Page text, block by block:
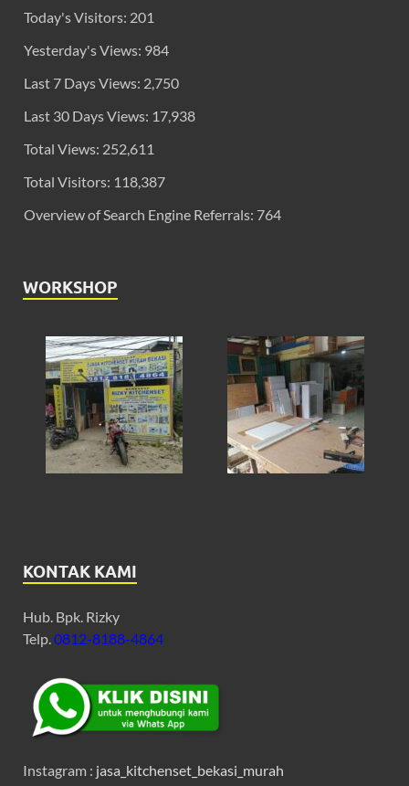
Today's Visitors: 201
Yesterday's Views: 984
Last 7 Days Views: 2,750
Last 30 Days Views: 17,938
Total Views: 252,611
Total Visitors: 118,387
Overview of Search Engine Referrals: 764
WORKSHOP
KONTAK KAMI
Hub. Bpk. Rizky
Telp.0812-8188-4864
Instagram : jasa_kitchenset_bekasi_murah